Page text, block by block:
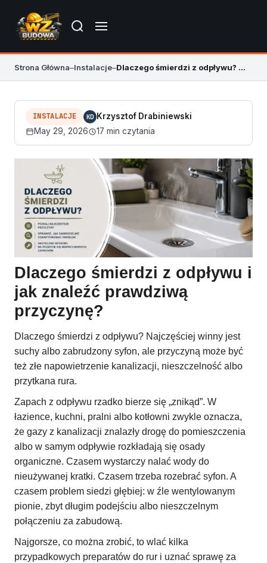
Strona Główna–Instalacje– Dlaczego śmierdzi z odpływu? Przyczyny i naprawa
INSTALACJE KD Krzysztof Drabiniewski
May 29, 2026
17 min czytania
Dlaczego śmierdzi z odpływu i
jak znaleźć prawdziwą
przyczynę?
Dlaczego śmierdzi z odpływu? Najczęściej winny jest
suchy albo zabrudzony syfon, ale przyczyną może być
też złe napowietrzenie kanalizacji, nieszczelność albo
przytkana rura.
Zapach z odpływu rzadko bierze się „znikąd”. W
łazience, kuchni, pralni albo kotłowni zwykle oznacza,
że gazy z kanalizacji znalazły drogę do pomieszczenia
albo w samym odpływie rozkładają się osady
organiczne. Czasem wystarczy nalać wody do
nieużywanej kratki. Czasem trzeba rozebrać syfon. A
czasem problem siedzi głębiej: w źle wentylowanym
pionie, zbyt długim podejściu albo nieszczelnym
połączeniu za zabudową.
Najgorsze, co można zrobić, to wlać kilka
przypadkowych preparatów do rur i uznać sprawę za